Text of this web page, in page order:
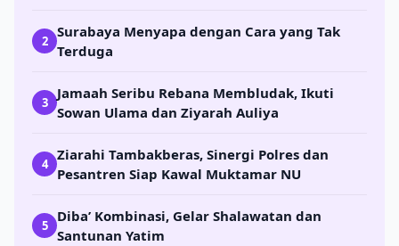
2
Surabaya Menyapa dengan Cara yang Tak
Terduga
3
Jamaah Seribu Rebana Membludak, Ikuti
Sowan Ulama dan Ziyarah Auliya
4
Ziarahi Tambakberas, Sinergi Polres dan
Pesantren Siap Kawal Muktamar NU
5
Diba’ Kombinasi, Gelar Shalawatan dan
Santunan Yatim